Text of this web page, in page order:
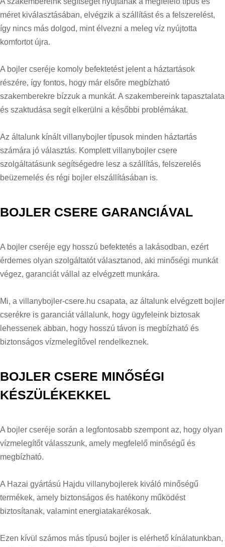
méret kiválasztásában, elvégzik a szállítást és a felszerelést,
így nincs más dolgod, mint élvezni a meleg víz nyújtotta
komfortot újra.
A bojler cseréje komoly befektetést jelent a háztartások
részére, így fontos, hogy már elsőre megbízható
szakemberekre bízzuk a munkát. A szakembereink tapasztalata
és szaktudása segít elkerülni a későbbi problémákat.
Az általunk kínált villanybojler típusok minden háztartás
számára jó választás. Komplett villanybojler csere
szolgáltatásunk segítségedre lesz a szállítás, felszerelés
beüzemelés és régi bojler elszállításában is.
BOJLER CSERE GARANCIÁVAL
A bojler cseréje egy hosszú befektetés a lakásodban, ezért
érdemes olyan szolgáltatót választanod, aki minőségi munkát
végez, garanciát vállal az elvégzett munkára.
Mi, a villanybojler-csere.hu csapata, az általunk elvégzett bojler
cserékre is garanciát vállalunk, hogy ügyfeleink biztosak
lehessenek abban, hogy hosszú távon is megbízható és
biztonságos vízmelegítővel rendelkeznek.
BOJLER CSERE MINŐSÉGI
KÉSZÜLÉKEKKEL
A bojler cseréje során a legfontosabb szempont az, hogy olyan
vízmelegítőt válasszunk, amely megfelelő minőségű és
megbízható.
A Hazai gyártású Hajdu villanybojlerek kiváló minőségű
termékek, amely biztonságos és hatékony működést
biztosítanak, valamint energiatakarékosak.
Ezen kívül számos más típusú bojler is elérhető kínálatunkban,